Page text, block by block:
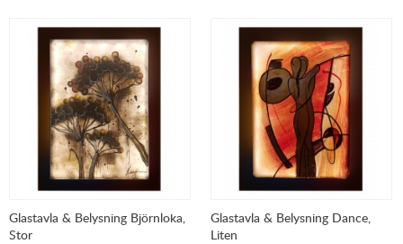
Glastavla & Belysning Björnloka,
Stor
Glastavla & Belysning Dance,
Liten